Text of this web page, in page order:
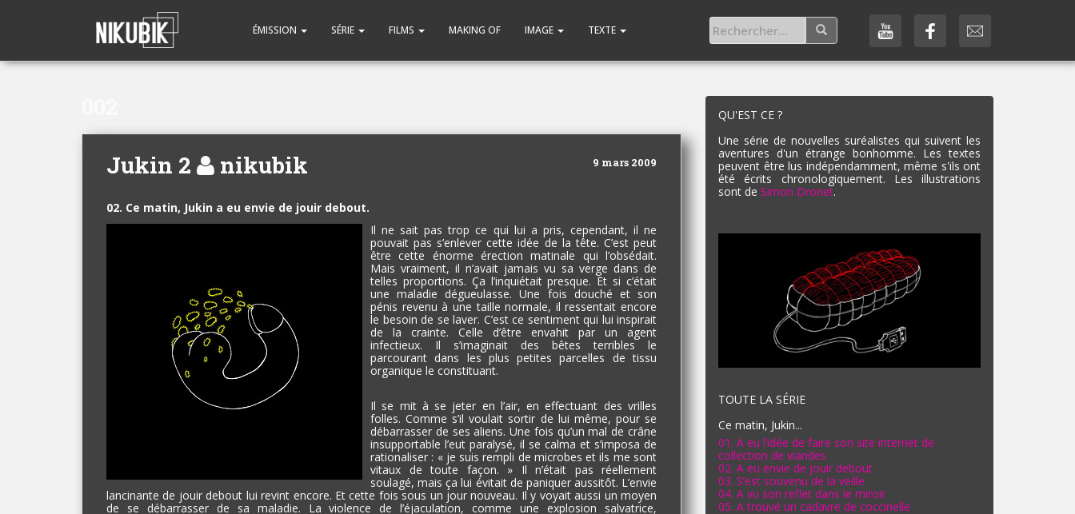
ÉMISSION SÉRIE FILMS MAKING OF IMAGE TEXTE
Jukin 2
9 mars 2009
nikubik
02. Ce matin, Jukin a eu envie de jouir debout.
Il ne sait pas trop ce qui lui a pris, cependant, il ne
pouvait pas s’enlever cette idée de la tête. C’est peut
être cette énorme érection matinale qui l’obsédait.
Mais vraiment, il n’avait jamais vu sa verge dans de
telles proportions. Ça l’inquiétait presque. Et si c’était
une maladie dégueulasse. Une fois douché et son
pénis revenu à une taille normale, il ressentait encore
le besoin de se laver. C’est ce sentiment qui lui inspirait
de la crainte. Celle d’être envahit par un agent
infectieux. Il s’imaginait des bêtes terribles le
parcourant dans les plus petites parcelles de tissu
organique le constituant.
Il se mit à se jeter en l’air, en effectuant des vrilles
folles. Comme s’il voulait sortir de lui même, pour se
débarrasser de ses aliens. Une fois qu’un mal de crâne
insupportable l’eut paralysé, il se calma et s’imposa de
rationaliser : « je suis rempli de microbes et ils me sont
vitaux de toute façon. » Il n’était pas réellement
soulagé, mais ça lui évitait de paniquer aussitôt. L’envie
lancinante de jouir debout lui revint encore. Et cette fois sous un jour nouveau. Il y voyait aussi un moyen
de se débarrasser de sa maladie. La violence de l’éjaculation, comme une explosion salvatrice,
QU'EST CE ?
Une série de nouvelles suréalistes qui suivent les
aventures d'un étrange bonhomme. Les textes
peuvent être lus indépendamment, même s'ils ont
été écrits chronologiquement. Les illustrations
sont de Simon Dronet.
TOUTE LA SÉRIE
Ce matin, Jukin...
01. A eu l’idée de faire son site internet de
collection de viandes
02. A eu envie de jouir debout
03. S’est souvenu de la veille
04. A vu son reflet dans le miroir
05. A trouvé un cadavre de coccinelle